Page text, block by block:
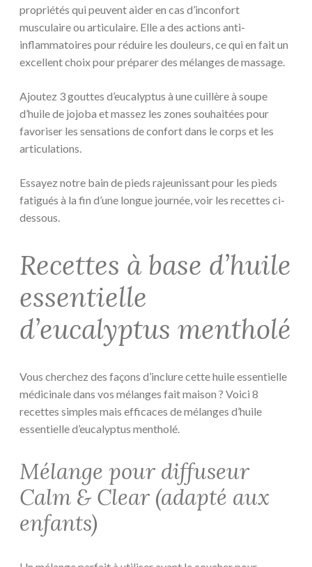
propriétés qui peuvent aider en cas d’inconfort
musculaire ou articulaire. Elle a des actions anti-
inflammatoires pour réduire les douleurs, ce qui en fait un
excellent choix pour préparer des mélanges de massage.
Ajoutez 3 gouttes d’eucalyptus à une cuillère à soupe
d’huile de jojoba et massez les zones souhaitées pour
favoriser les sensations de confort dans le corps et les
articulations.
Essayez notre bain de pieds rajeunissant pour les pieds
fatigués à la fin d’une longue journée, voir les recettes ci-
dessous.
Recettes à base d’huile
essentielle
d’eucalyptus mentholé
Vous cherchez des façons d’inclure cette huile essentielle
médicinale dans vos mélanges fait maison ? Voici 8
recettes simples mais efficaces de mélanges d’huile
essentielle d’eucalyptus mentholé.
Mélange pour diffuseur
Calm & Clear (adapté aux
enfants)